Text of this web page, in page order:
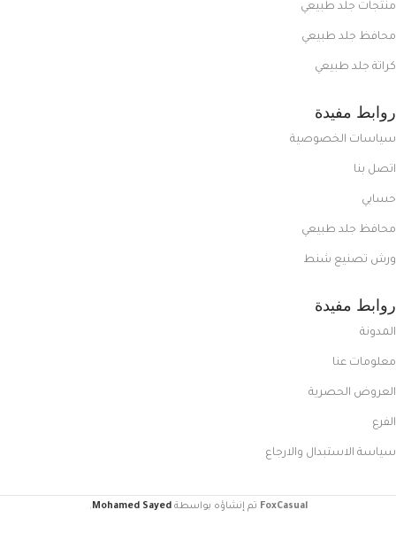
منتجات جلد طبيعي
محافظ جلد طبيعي
كراتة جلد طبيعي
روابط مفيدة
سياسات الخصوصية
اتصل بنا
حسابي
محافظ جلد طبيعي
ورش تصنيع شنط
روابط مفيدة
المدونة
معلومات عنا
العروض الحصرية
الفرع
سياسة الاستبدال والارجاع
FoxCasual تم إنشاؤه بواسطةMohamed Sayed
.